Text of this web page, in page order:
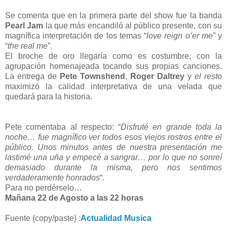
Se comenta que en la primera parte del show fue la banda
Pearl Jam la que más encandiló al público presente, con su
magnífica interpretación de los temas “love reign o’er me” y
“the real me”.
El broche de oro llegaría como es costumbre, con la
agrupación homenajeada tocando sus propias canciones.
La entrega de Pete Townshend , Roger Daltrey y el resto
maximizó la calidad interpretativa de una velada que
quedará para la historia.
Pete comentaba al respecto: “Disfruté en grande toda la
noche… fue magnífico ver todos esos viejos rostros entre el
público. Unos minutos antes de nuestra presentación me
lastimé una uña y empecé a sangrar… por lo que no sonreí
demasiado durante la misma, pero nos sentimos
verdaderamente honrados“.
Para no perdérselo…
Mañana 22 de Agosto a las 22 horas
Fuente (copy/paste) :Actualidad Musica